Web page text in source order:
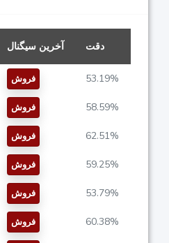
آخرین سیگنال دقت
فروش 53.19%
فروش 58.59%
فروش 62.51%
فروش 59.25%
فروش 53.79%
فروش 60.38%